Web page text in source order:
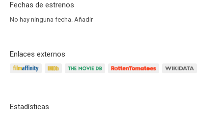
Fechas de estrenos
No hay ninguna fecha. Añadir
Enlaces externos
Estadísticas